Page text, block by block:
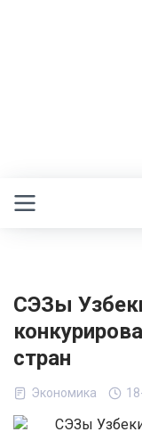
СЭЗы
стран
Экономика